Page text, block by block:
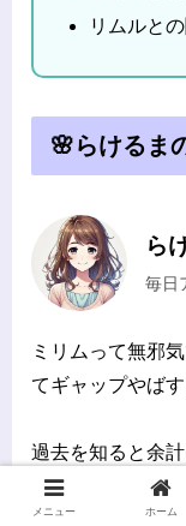
リムルと
🌸らけるま
ら
毎日
ミリムって無邪
てギャップやば
過去を知ると余
る気持ちになる
メニュー ホーム